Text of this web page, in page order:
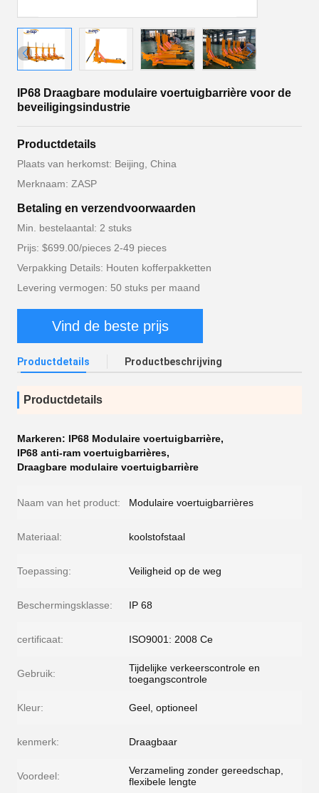
IP68 Draagbare modulaire voertuigbarrière voor de
beveiligingsindustrie
Productdetails
Plaats van herkomst: Beijing, China
Merknaam: ZASP
Betaling en verzendvoorwaarden
Min. bestelaantal: 2 stuks
Prijs: $699.00/pieces 2-49 pieces
Verpakking Details: Houten kofferpakketten
Levering vermogen: 50 stuks per maand
Vind de beste prijs
Productdetails Productbeschrijving
Productdetails
Markeren: IP68 Modulaire voertuigbarrière,
IP68 anti-ram voertuigbarrières,
Draagbare modulaire voertuigbarrière
Naam van het product: Modulaire voertuigbarrières
Materiaal: koolstofstaal
Toepassing: Veiligheid op de weg
Beschermingsklasse: IP 68
certificaat: ISO9001: 2008 Ce
Gebruik:
Tijdelijke verkeerscontrole en
toegangscontrole
Kleur: Geel, optioneel
kenmerk: Draagbaar
Voordeel:
Verzameling zonder gereedschap,
flexibele lengte